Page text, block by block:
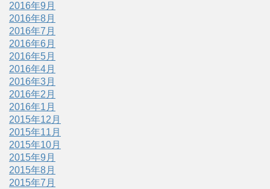
2016年9月
2016年8月
2016年7月
2016年6月
2016年5月
2016年4月
2016年3月
2016年2月
2016年1月
2015年12月
2015年11月
2015年10月
2015年9月
2015年8月
2015年7月